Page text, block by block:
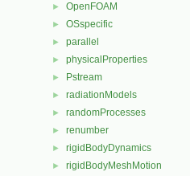
► OpenFOAM
► OSspecific
► parallel
► physicalProperties
► Pstream
► radiationModels
► randomProcesses
► renumber
► rigidBodyDynamics
► rigidBodyMeshMotion